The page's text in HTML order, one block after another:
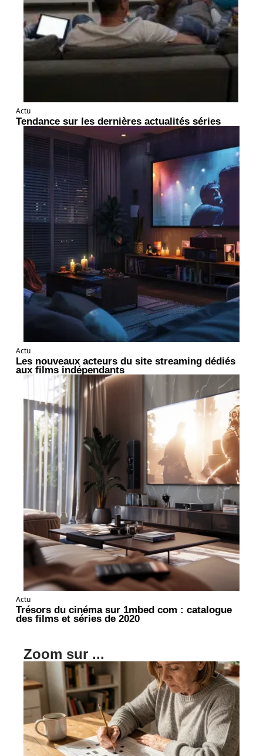
Actu
Tendance sur les dernières actualités séries
Actu
Les nouveaux acteurs du site streaming dédiés
aux films indépendants
Actu
Trésors du cinéma sur 1mbed com : catalogue
des films et séries de 2020
Zoom sur ...